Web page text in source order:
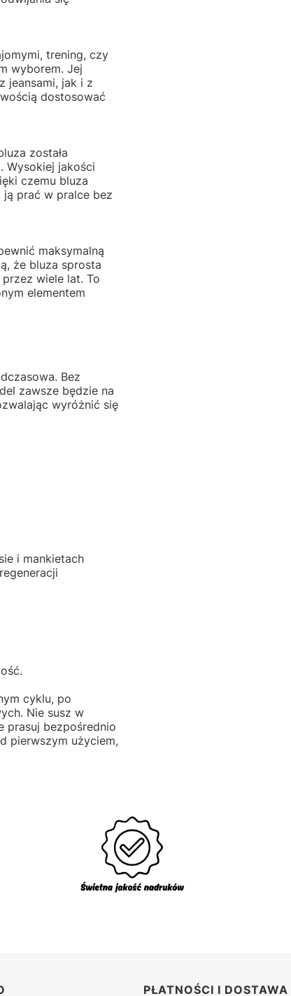
trening, czy
wyborem. Jej
jeansami, jak i z
dostosować
została
Wysokiej jakości
czemu bluza
ją prać w pralce bez
maksymalną
że bluza sprosta
wiele lat. To
elementem
Bez
zawsze będzie na
wyróżnić się
i mankietach
cyklu, po
Nie susz w
prasuj bezpośrednio
pierwszym użyciem,
PŁATNOŚCI I DOSTAWA